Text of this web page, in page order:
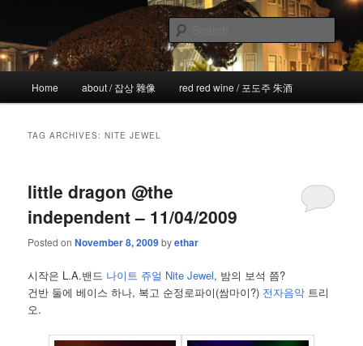
primary
content
secondary
content!wicked
the more I see the less I know
Home about / 잡상 雜像 red red wine / 포도주 朱酒
TAG ARCHIVES:NITE JEWEL
little dragon @the
independent – 11/04/2009
Posted onNovember 8, 2009byethar
시작은 L.A.밴드 나이트 쥬얼 Nite Jewel, 밤의 보석 쯤?
건반 둘에 베이스 하나, 복고 순정로파이(쌈마이?) 전자음악 트리
오.